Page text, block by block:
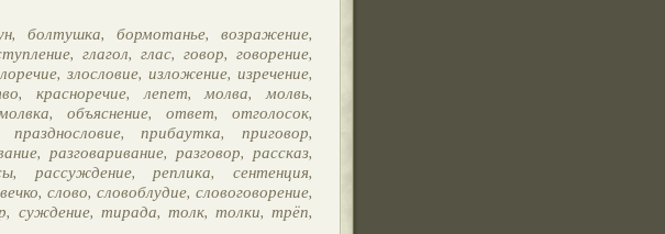
болтушка, бормотанье, возражение,
глагол, глас, говор, говорение,
злословие, изложение, изречение,
красноречие, лепет, молва, молвь,
объяснение, ответ, отголосок,
прибаутка, приговор,
разговаривание, разговор, рассказ,
рассуждение, реплика, сентенция,
слово, словоблудие, словоговорение,
суждение, тирада, толк, толки, трёп,